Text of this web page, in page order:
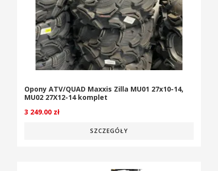
Opony ATV/QUAD Maxxis Zilla MU01 27x10-14,
MU02 27X12-14 komplet
3 249.00 zł
SZCZEGÓŁY